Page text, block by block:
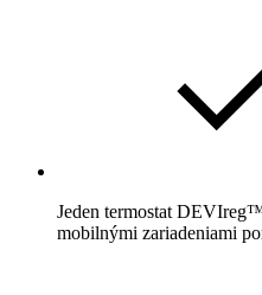
Jeden termostat
mobilnými zariadeniami